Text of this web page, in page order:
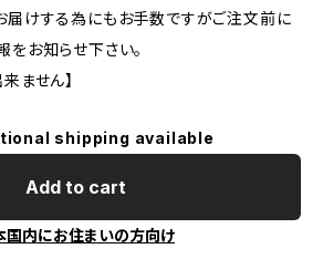
届けする為にもお手数ですがご注文前に
お知らせ下さい。
ません】
shipping available
Add to cart
国内にお住まいの方向け